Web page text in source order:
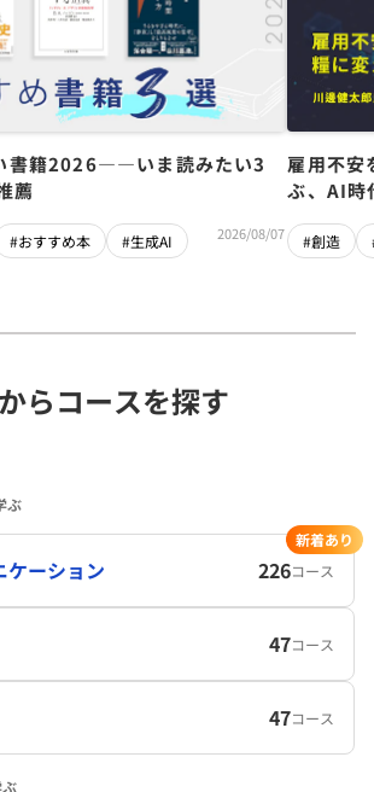
書籍2026――いま読みたい3
薦
#おすすめ本 #生成AI 2026/08/07
雇用不
ぶ、AI時
#創造
らコースを探す
ぶ
ケーション 226コース
新着あり
47コース
47コース